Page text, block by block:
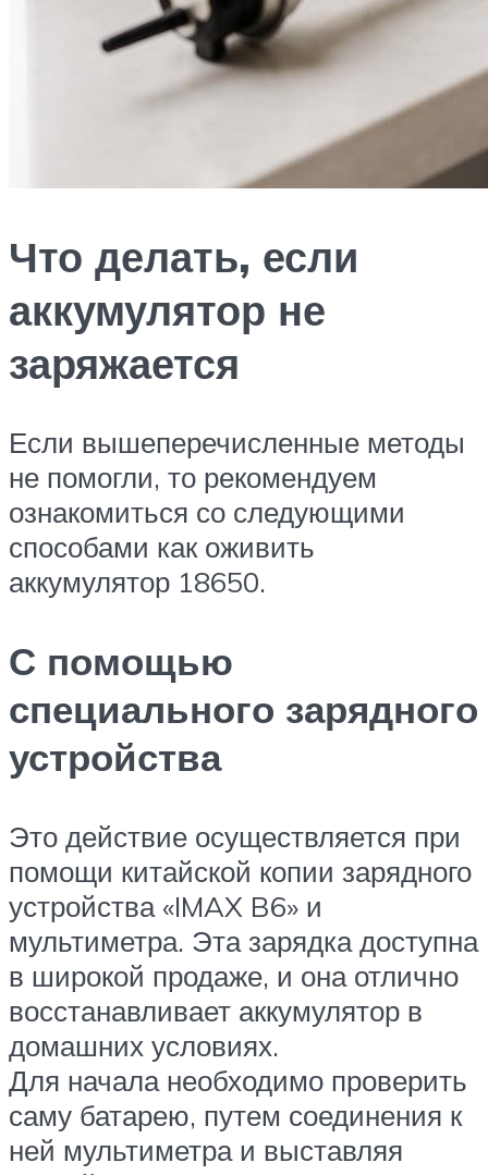
Что делать, если
аккумулятор не
заряжается
Если вышеперечисленные методы
не помогли, то рекомендуем
ознакомиться со следующими
способами как оживить
аккумулятор 18650.
С помощью
специального зарядного
устройства
Это действие осуществляется при
помощи китайской копии зарядного
устройства «IMAX B6» и
мультиметра. Эта зарядка доступна
в широкой продаже, и она отлично
восстанавливает аккумулятор в
домашних условиях.
Для начала необходимо проверить
саму батарею, путем соединения к
ней мультиметра и выставляя